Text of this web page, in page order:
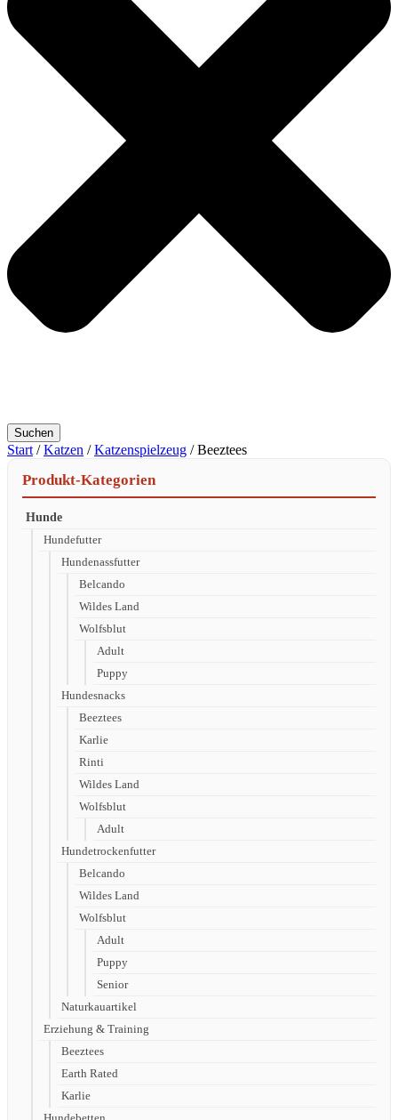
Suchen
Start /Katzen /Katzenspielzeug / Beeztees
Produkt-Kategorien
Hunde
Hundefutter
Hundenassfutter
Belcando
Wildes Land
Wolfsblut
Adult
Puppy
Hundesnacks
Beeztees
Karlie
Rinti
Wildes Land
Wolfsblut
Adult
Hundetrockenfutter
Belcando
Wildes Land
Wolfsblut
Adult
Puppy
Senior
Naturkauartikel
Erziehung & Training
Beeztees
Earth Rated
Karlie